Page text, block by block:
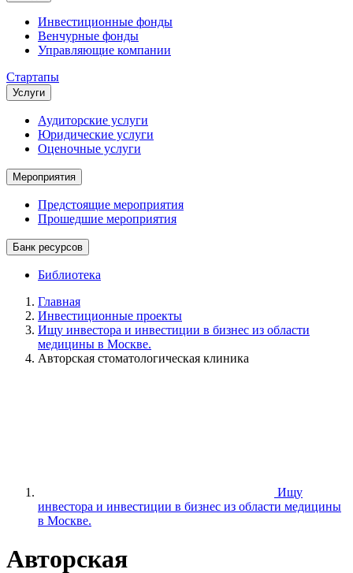
Инвестиционные фонды
Венчурные фонды
Управляющие компании
Стартапы
Услуги
Аудиторские услуги
Юридические услуги
Оценочные услуги
Мероприятия
Предстоящие мероприятия
Прошедшие мероприятия
Банк ресурсов
Библиотека
Главная
Инвестиционные проекты
Ищу инвестора и инвестиции в бизнес из области
медицины в Москве.
Авторская стоматологическая клиника
Ищу
инвестора и инвестиции в бизнес из области медицины
в Москве.
Авторская